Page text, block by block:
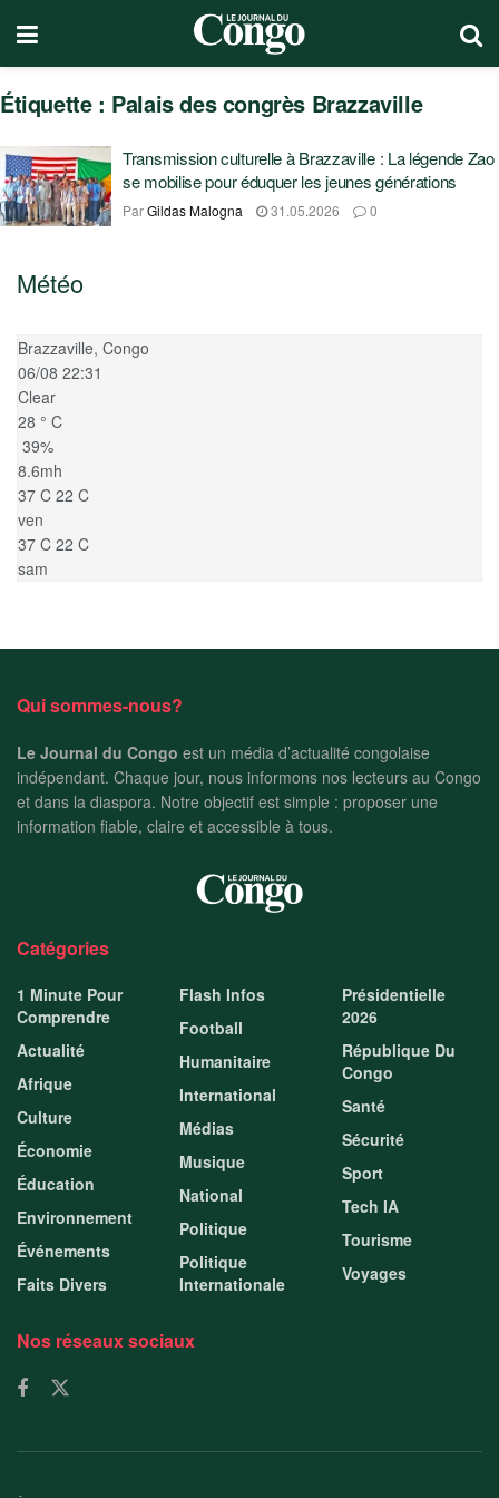
Étiquette : Palais des congrès Brazzaville
Transmission culturelle à Brazzaville : La légende Zao
se mobilise pour éduquer les jeunes générations
ParGildas Malogna 31.05.2026 0
Météo
Brazzaville, Congo
06/08 22:31
Clear
28 ° C
39%
8.6mh
37 C 22 C
ven
37 C 22 C
sam
Qui sommes-nous?
Le Journal du Congo est un média d’actualité congolaise
indépendant. Chaque jour, nous informons nos lecteurs au Congo
et dans la diaspora. Notre objectif est simple : proposer une
information fiable, claire et accessible à tous.
Catégories
1 Minute Pour
Comprendre
Actualité
Afrique
Culture
Économie
Éducation
Environnement
Événements
Faits Divers
Flash Infos
Football
Humanitaire
International
Médias
Musique
National
Politique
Politique
Internationale
Présidentielle
2026
République Du
Congo
Santé
Sécurité
Sport
Tech IA
Tourisme
Voyages
Nos réseaux sociaux